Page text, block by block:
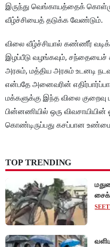
இருந்து வெங்காயத்தைக்
வீழ்ச்சியைத் தடுக்க வேண்டும்.
விலை வீழ்ச்சியால் கண்ணீர்
இழப்பீடு வழங்கவும், சந்தையைச்
அரசும், மத்திய அரசும் உடனடி
என்பதே அனைவரின்
மக்களுக்கு இந்த விலை
பின்னணியில் ஒரு
கொண்டிருப்பது கசப்பான
TOP TRENDING